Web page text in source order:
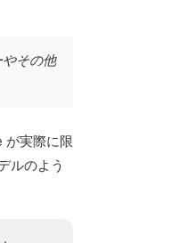
その他
が実際に限
ルのよう